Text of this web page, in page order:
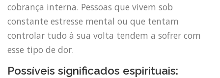
cobrança interna. Pessoas que vivem sob
constante estresse mental ou que tentam
controlar tudo à sua volta tendem a sofrer com
esse tipo de dor.
Possíveis significados espirituais: